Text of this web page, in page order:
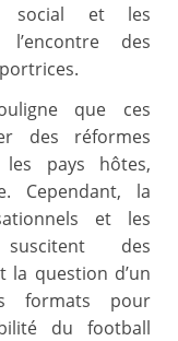
social et les
des
que ces
des réformes
les pays hôtes,
Cependant, la
et les
suscitent des
la question d’un
formats pour
du football